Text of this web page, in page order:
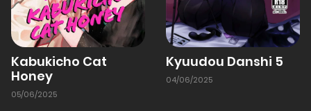
Chapter 6 01/01/1970
Chapter 5
Kabukicho Cat
Honey
05/06/2025
Kyuudou Danshi 5
04/06/2025